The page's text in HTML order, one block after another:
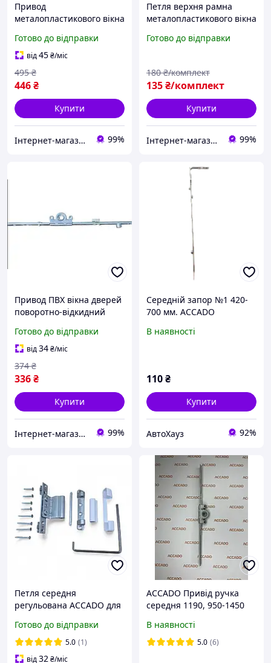
Привод
металопластикового вікна
відкидний 1700-2200
фурнітура ACCADO
Готово до відправки
від45₴/міс
446₴
495 ₴
Купити
Інтернет-магазин запчастин до вікон, дверей, жалюзі, ролетів "WENTANA" 99%
Петля верхня рамна
металопластикового вікна
Готово до відправки
135₴/комплект
180 ₴/комплект
Купити
Інтернет-магазин запчастин до вікон, дверей, жалюзі, ролетів "WENTANA" 99%
Привод ПВХ вікна дверей
поворотно-відкидний
10001.1440 фурнітура
ACCADO
Готово до відправки
від34₴/міс
336₴
374 ₴
Купити
Інтернет-магазин запчастин до вікон, дверей, жалюзі, ролетів "WENTANA" 99%
Середній запор №1 420-
700 мм. ACCADO
В наявності
110₴
Купити
АвтоХауз 92%
Петля середня
регульована ACCADO для
і дверей 13 система
фурнітури (набір)
Готово до відправки
5.0 (1)
від32₴/міс
ACCADO Привід ручка
середня 1190, 950-1450
В наявності
5.0 (6)